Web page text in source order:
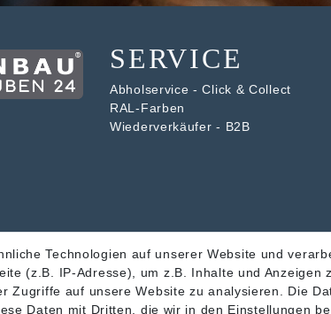
SERVICE
Abholservice - Click & Collect
RAL-Farben
Wiederverkäufer - B2B
Technologien auf unserer Website und
(z.B. IP-Adresse), um z.B. Inhalte und Anzeigen
Zugriffe auf unsere Website zu analysieren. Die
Daten mit Dritten, die wir in den Einstellungen